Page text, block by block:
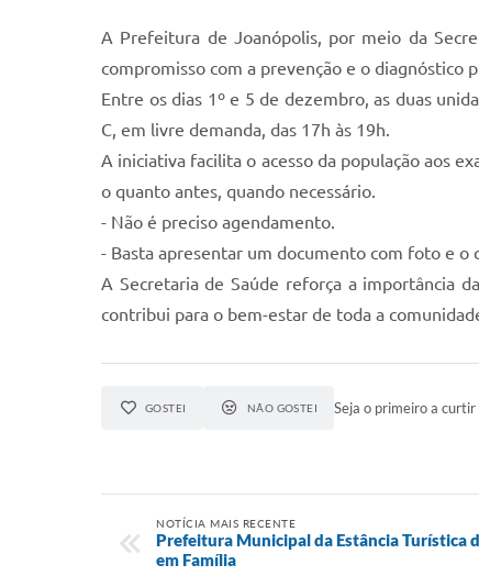
A Prefeitura de Joanópolis, por meio da
compromisso com a prevenção e o diagnóstico
Entre os dias 1º e 5 de dezembro, as duas
C, em livre demanda, das 17h às 19h.
A iniciativa facilita o acesso da população aos
o quanto antes, quando necessário.
- Não é preciso agendamento.
- Basta apresentar um documento com foto e o
A Secretaria de Saúde reforça a importância
contribui para o bem-estar de toda a
GOSTEI NÃO GOSTEI Seja o primeiro a
NOTÍCIA MAIS RECENTE
Prefeitura Municipal da Estância Turística
em Família